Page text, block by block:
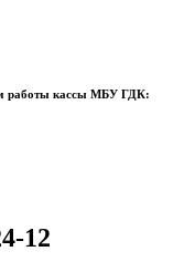
работы кассы МБУ ГДК:
12